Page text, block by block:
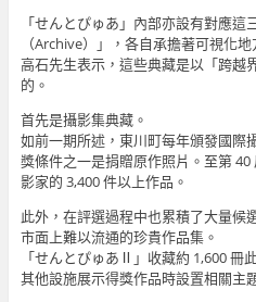
「せんとぴゅあ」內部亦設有對應這
（Archive）」，各自承擔著可視化
高石先生表示，這些典藏是以「跨越
的。
首先是攝影集典藏。
如前一期所述，東川町每年頒發國際
獎條件之一是捐贈原作照片。至第
影家的 3,400 件以上作品。
此外，在評選過程中也累積了大量候
市面上難以流通的珍貴作品集。
「せんとぴゅあⅡ」收藏約 1,600 冊
其他設施展示得獎作品時設置相關主